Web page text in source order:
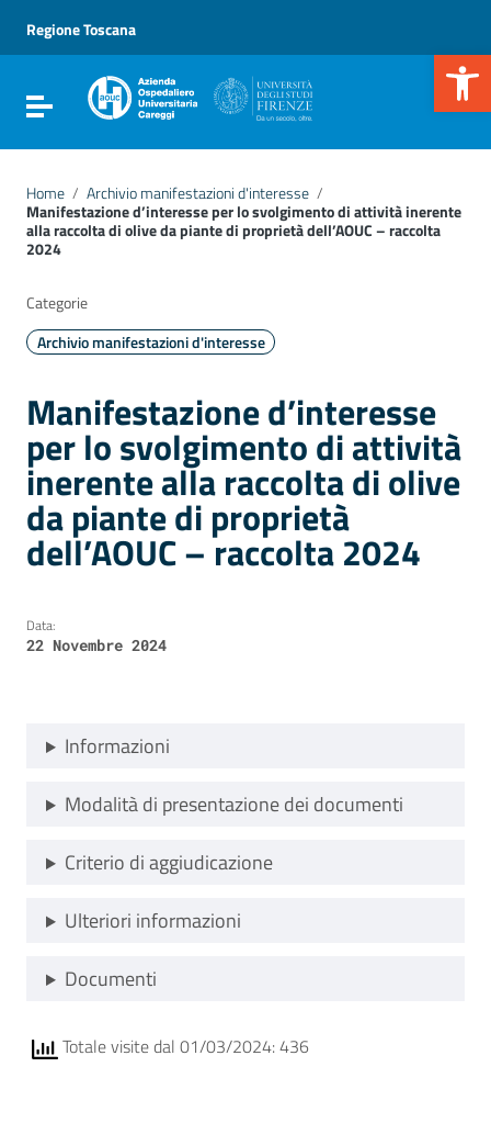
Vai al menu di navigazione
Vai al footer
Regione Toscana
Attiva / disattiva la navigazione
Home / Archivio manifestazioni d'interesse /
Manifestazione d’interesse per lo svolgimento di attività inerente
alla raccolta di olive da piante di proprietà dell’AOUC – raccolta
2024
Manifestazione d’interesse
per lo svolgimento di attività
inerente alla raccolta di olive
da piante di proprietà
dell’AOUC – raccolta 2024
Categorie
Archivio manifestazioni d'interesse
Data:
22 Novembre 2024
Informazioni
Modalità di presentazione dei documenti
Criterio di aggiudicazione
Ulteriori informazioni
Documenti
Totale visite dal 01/03/2024: 436